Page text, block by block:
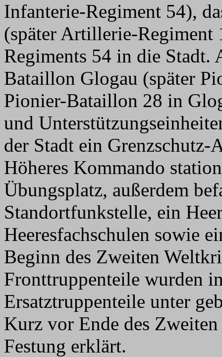
Infanterie-Regiment 54),
(später Artillerie-
Regiments 54 in die Stadt.
Bataillon Glogau (später
Pionier-Bataillon 28 in
und
der Stadt ein
Höheres Kommando
Übungsplatz, außerdem
Standortfunkstelle, ein
Heeresfachschulen sowie
Beginn des Zweiten
Fronttruppenteile wurden
Ersatztruppenteile unter
Kurz vor Ende des
Festung erklärt.